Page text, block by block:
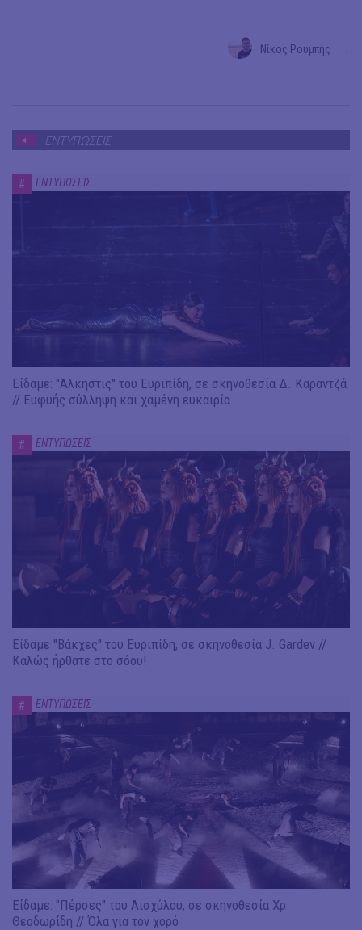
Νίκος Ρουμπής
ΕΝΤΥΠΩΣΕΙΣ
# ΕΝΤΥΠΩΣΕΙΣ
Είδαμε: "Άλκηστις" του Ευριπίδη, σε σκηνοθεσία Δ. Καραντζά
// Ευφυής σύλληψη και χαμένη ευκαιρία
# ΕΝΤΥΠΩΣΕΙΣ
Είδαμε "Βάκχες" του Ευριπίδη, σε σκηνοθεσία J. Gardev //
Καλώς ήρθατε στο σόου!
# ΕΝΤΥΠΩΣΕΙΣ
Είδαμε: "Πέρσες" του Αισχύλου, σε σκηνοθεσία Χρ.
Θεοδωρίδη // Όλα για τον χορό